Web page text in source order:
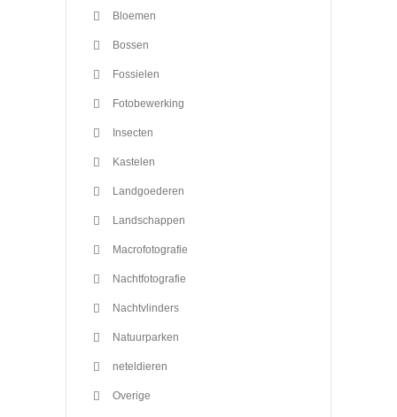
Bloemen
Bossen
Fossielen
Fotobewerking
Insecten
Kastelen
Landgoederen
Landschappen
Macrofotografie
Nachtfotografie
Nachtvlinders
Natuurparken
neteldieren
Overige